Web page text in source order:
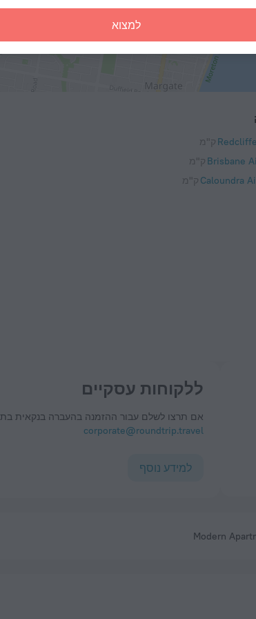
למצוא
Brisbane
Caloundra
ללקוחות עסקיים
אם תרצו לשלם עבור ההזמנה בהעברה בנקאית
corporate@roundtrip.travel
למידע נוסף
Modern